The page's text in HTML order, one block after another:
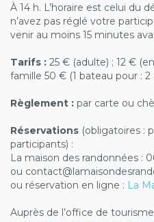
À 14 h. L’horaire est celui du
n’avez pas réglé votre
venir au moins 15 minutes
Tarifs : 25 € (adulte) ; 12 €
famille 50 € (1 bateau pour : 2
Règlement : par carte ou
Réservations (obligatoires :
participants) :
La maison des randonnées :
ou
ou réservation en ligne : La
Auprès de l’office de